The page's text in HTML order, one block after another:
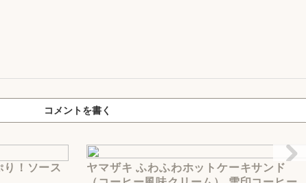
コメントを書く
！ソース
ヤマザキ ふわふわホットケーキサンド